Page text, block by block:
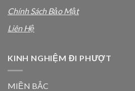
Chính Sách Bảo Mật
Liên Hệ
KINH NGHIỆM ĐI PHƯỢT
MIỀN BẮC